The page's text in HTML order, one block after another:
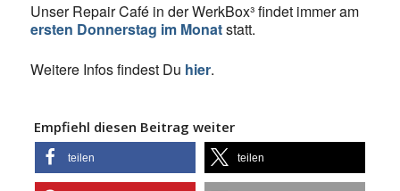
Unser Repair Café in der WerkBox³ findet immer am
ersten Donnerstag im Monatstatt.
Weitere Infos findest Du hier.
Empfiehl diesen Beitrag weiter
teilen teilen